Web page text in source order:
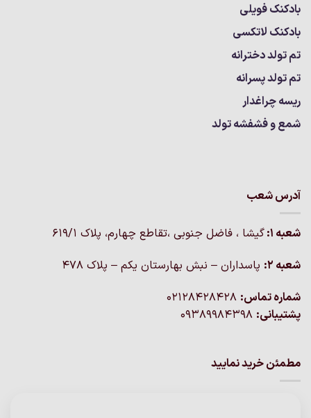
بادکنک فویلی
بادکنک لاتکسی
تم تولد دخترانه
تم تولد پسرانه
ریسه چراغدار
شمع و فشفشه تولد
آدرس شعب
شعبه 1:
گيشا ، فاضل جنوبی ،تقاطع چهارم، پلاک 619/1
شعبه 2:
پاسداران – نبش بهارستان یکم – پلاک ۴۷۸
شماره تماس:
پشتیبانی:
مطمئن خرید نمایید